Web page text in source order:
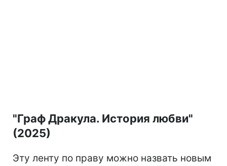
"Граф Дракула. История любви"
(2025)
Эту ленту по праву можно назвать новым